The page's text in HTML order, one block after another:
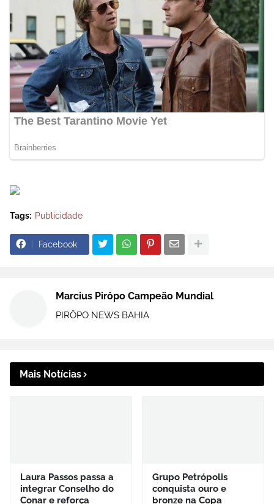
Tags: Publicidade
Facebook
Marcius Pirôpo Campeão Mundial
PIRÔPO NEWS BAHIA
Mais Notícias
Laura Passos passa a
integrar Conselho do
Conar e reforça
Grupo Petrópolis
conquista ouro e
bronze na Copa